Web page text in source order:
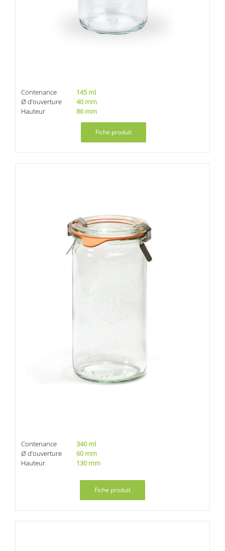
Contenance
145 ml
Ø d’ouverture
40 mm
Hauteur
86 mm
Fiche produit
Contenance
340 ml
Ø d’ouverture
60 mm
Hauteur
130 mm
Fiche produit